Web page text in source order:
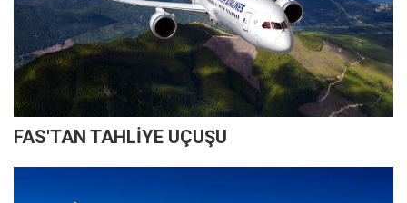
FAS'TAN TAHLİYE UÇUŞU